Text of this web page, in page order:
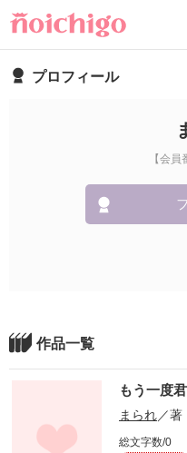
プロフィール
【会
作品一覧
もう一度
まられ／著
総文字数/0